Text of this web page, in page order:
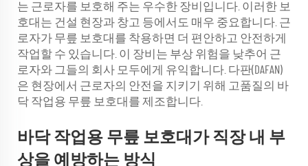
는 근로자를 보호해 주는 우수한 장비입니다. 이러한 보
호대는 건설 현장과 창고 등에서도 매우 중요합니다. 근
로자가 무릎 보호대를 착용하면 더 편안하고 안전하게
작업할 수 있습니다. 이 장비는 부상 위험을 낮추어 근
로자와 그들의 회사 모두에게 유익합니다. 다판(DAFAN)
은 현장에서 근로자의 안전을 지키기 위해 고품질의 바
닥 작업용 무릎 보호대를 제조합니다.
바닥 작업용 무릎 보호대가 직장 내 부
상을 예방하는 방식